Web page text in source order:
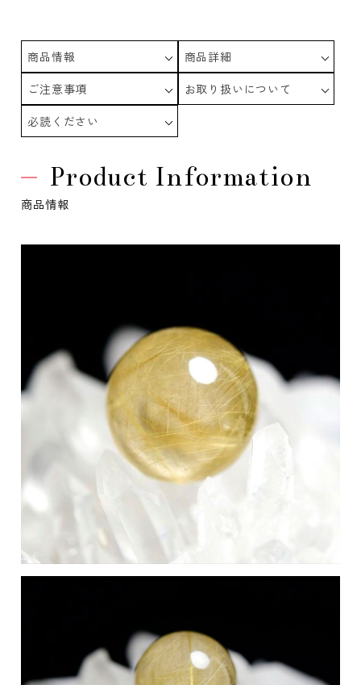
商品情報
商品詳細
ご注意事項
お取り扱いについて
必読ください
Product Information
商品情報